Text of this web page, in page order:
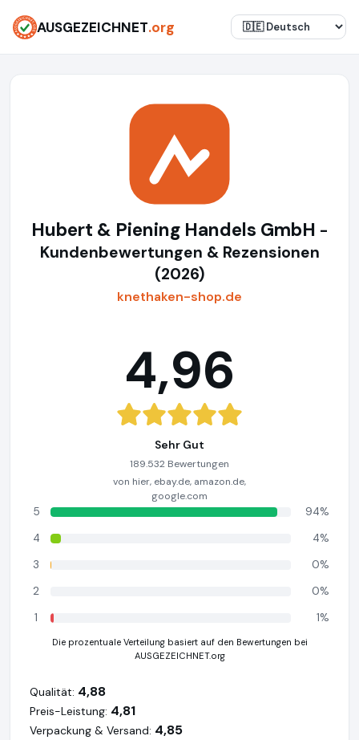
AUSGEZEICHNET.org
Hubert & Piening Handels GmbH -
Kundenbewertungen & Rezensionen
(2026)
knethaken-shop.de
4,96
Sehr Gut
189.532 Bewertungen
von hier, ebay.de, amazon.de,
google.com
5
94%
4
4%
3
0%
2
0%
1
1%
Die prozentuale Verteilung basiert auf den Bewertungen bei
AUSGEZEICHNET.org
Qualität: 4,88
Preis-Leistung: 4,81
Verpackung & Versand: 4,85